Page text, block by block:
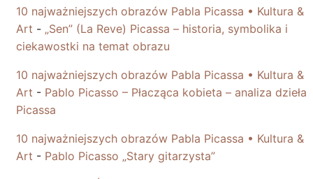
10 najważniejszych obrazów Pabla Picassa • Kultura &
Art - „Sen” (La Reve) Picassa – historia, symbolika i
ciekawostki na temat obrazu
10 najważniejszych obrazów Pabla Picassa • Kultura &
Art - Pablo Picasso – Płacząca kobieta – analiza dzieła
Picassa
10 najważniejszych obrazów Pabla Picassa • Kultura &
Art - Pablo Picasso „Stary gitarzysta”